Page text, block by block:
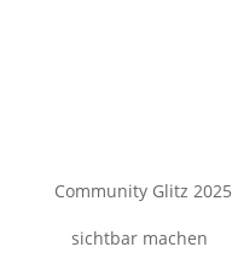
Community Glitz 2025
sichtbar machen